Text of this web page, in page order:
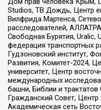
Studios, ТВ Дождь, Центр
Вилфрида Мартенса,
расследователей,
Свободная Бурятия, Uralic,
федерация транспортных
Гудзоновский институт,
Развития, Комитет-2024,
университет, Центр
международных
башни, Библии и
Гражданский Совет, Центр
Академическая сеть